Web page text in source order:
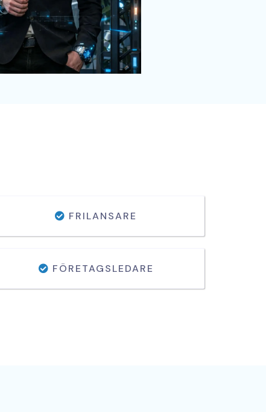
FRILANSARE
FÖRETAGSLEDARE